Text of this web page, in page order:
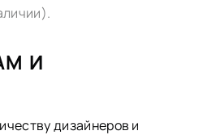
И
дизайнеров и